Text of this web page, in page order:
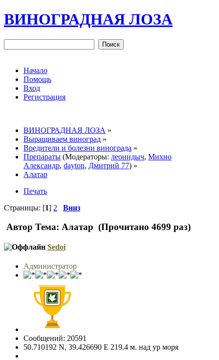
ВИНОГРАДНАЯ ЛОЗА
Начало
Помощь
Вход
Регистрация
ВИНОГРАДНАЯ ЛОЗА »
Выращиваем виноград »
Вредители и болезни винограда »
Препараты (Модераторы: леонидыч, Михно
Александр, dayton, Дмитрий 77) »
Алатар
Печать
Страницы: [1] 2 Вниз
Автор Тема: Алатар (Прочитано 4699 раз)
Sedoi
Администратор
Сообщений: 20591
50.710192 N, 39.426690 E 219.4 м. над ур моря